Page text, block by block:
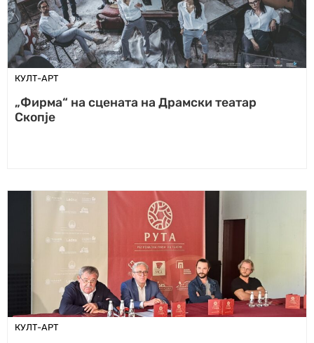
КУЛТ-АРТ
„Фирма“ на сцената на Драмски театар
Скопје
КУЛТ-АРТ